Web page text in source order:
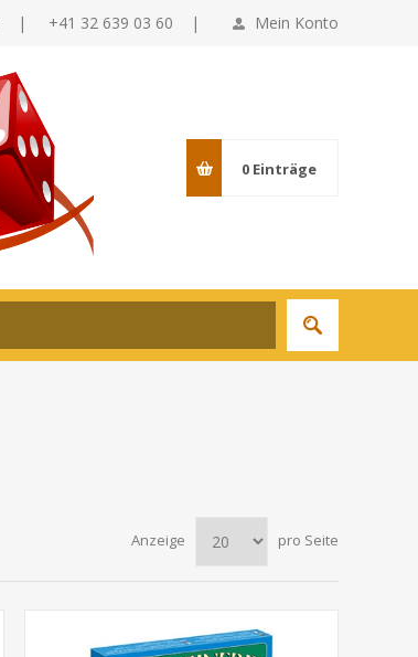
Mein Konto
| +41 32 639 03 60 |
0 Einträge
Anzeige pro Seite